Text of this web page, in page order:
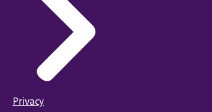
Privacy